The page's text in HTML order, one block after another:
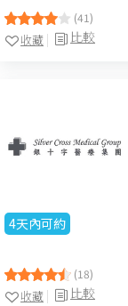
(41)
比較
收藏
4天內可約
(18)
比較
收藏